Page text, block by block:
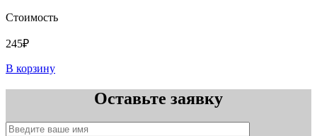
Стоимость
245₽
В корзину
Оставьте заявку